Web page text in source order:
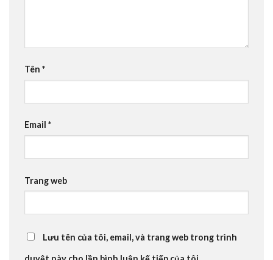
Tên *
Email *
Trang web
Lưu tên của tôi, email, và trang web trong trình